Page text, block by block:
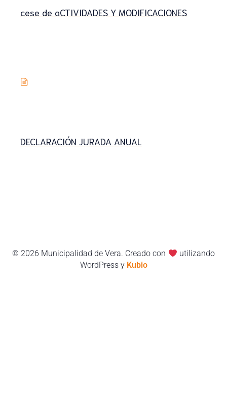
cese de aCTIVIDADES Y MODIFICACIONES
DECLARACIÓN JURADA ANUAL
© 2026 Municipalidad de Vera. Creado con
utilizando
WordPress y Kubio